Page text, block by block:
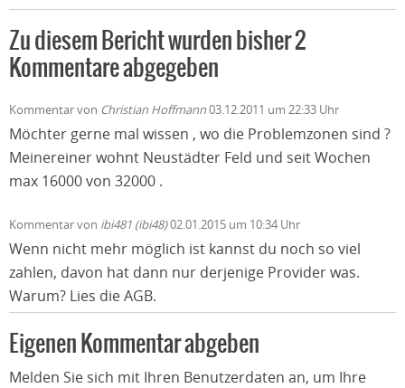
Zu diesem Bericht wurden bisher 2
Kommentare abgegeben
Kommentar von Christian Hoffmann03.12.2011 um 22:33 Uhr
Möchter gerne mal wissen , wo die Problemzonen sind ?
Meinereiner wohnt Neustädter Feld und seit Wochen
max 16000 von 32000 .
Kommentar von ibi481 (ibi48)02.01.2015 um 10:34 Uhr
Wenn nicht mehr möglich ist kannst du noch so viel
zahlen, davon hat dann nur derjenige Provider was.
Warum? Lies die AGB.
Eigenen Kommentar abgeben
Melden Sie sich mit Ihren Benutzerdaten an, um Ihre